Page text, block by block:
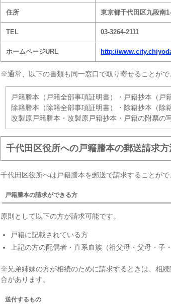
住所 東京都千代田区九段南
TEL 03-3264-2111
ホームページURL http://
※通常、以下の書類も同一窓口で取り寄せることがで
戸籍謄本（戸籍全部事項証明書）・戸籍抄本（戸
除籍謄本（除籍全部事項証明書）・除籍抄本（除
改製原戸籍謄本・改製原戸籍抄本・戸籍の附票の
千代田区役所への戸籍謄本の郵送請求方
千代田区役所へは戸籍謄本を郵送で請求することがで
戸籍謄本の請求ができる方
原則として以下の方が請求可能です。
戸籍に記載されている方
上記の方の配偶者・直系血族（祖父母・父母・子・
※兄弟姉妹の方が相続のために請求するときは、相
合があります。
送付するもの